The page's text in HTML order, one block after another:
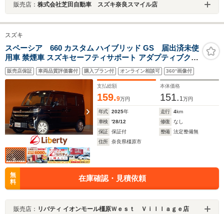
販売店： 株式会社芝田自動車 スズキ奈良スマイル店
スズキ
スペーシア 660 カスタム ハイブリッド GS 届出済未使
用車 禁煙車 スズキセーフティサポート アダプティブクル
ーズコントロール 電子パーキング 左パワースライドドア
LEDヘッドライト フォグライト スマートキー アイドリン
グストップ 純正アルミホイール
販売店保証 車両品質評価書付 購入プラン付 オンライン相談可 360°画像付
支払総額
159.9万円
本体価格
151. 1 万円
年式 2025年 走行 4km
車検
'28/12 修復
なし
保証
保証付 整備
法定整備無
住所
奈良県橿原市
無
料
在庫確認・見積依頼
販売店： リバティ イオンモール橿原Ｗｅｓｔ Ｖｉｌｌａｇｅ店